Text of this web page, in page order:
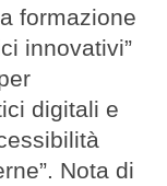
formazione
innovativi”
digitali e
Nota di